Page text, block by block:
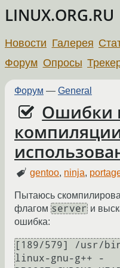
LINUX.ORG.RU
Новости Галерея
Форум Опросы
Форум — General
Ошибки
gentoo, ninja,
Пытаюсь
флагом server и
ошибка:
[189/579] /usr/
linux-gnu-g++ -